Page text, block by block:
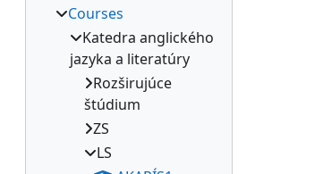
Courses
Katedra anglického
jazyka a literatúry
Rozširujúce
štúdium
ZS
LS